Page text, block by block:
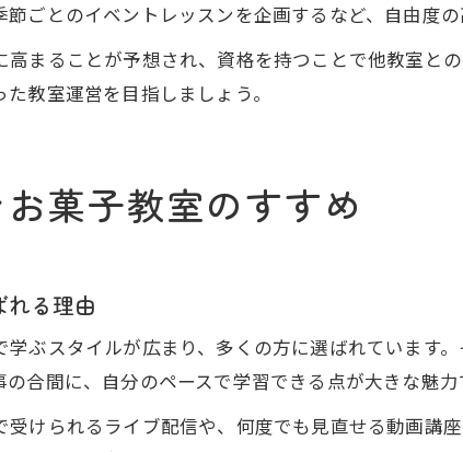
ごとのイベントレッスンを企画するなど、自由度の
まることが予想され、資格を持つことで他教室と
教室運営を目指しましょう。
菓子教室のすすめ
る理由
ぶスタイルが広まり、多くの方に選ばれています
合間に、自分のペースで学習できる点が大きな魅力
けられるライブ配信や、何度でも見直せる動画講